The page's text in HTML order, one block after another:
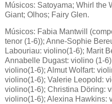
Músicos: Satoyama; Whirl the
Giant; Olhos; Fairy Glen.
Músicos: Fabia Mantwill
tenor (1-6)); Anne-Sophie
Labouriau: violino(1-6); Marit
Annabelle Dugast: violino (1-
violino(1-6); Almut Wolfart:
violino(1-6); Valerie Leopold:
violino(1-6); Christina Döring:
violino(1-6); Alexina Hawkins: